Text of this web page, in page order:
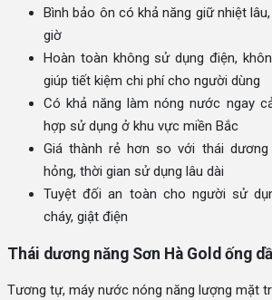
Bình bảo ôn có khả năng giữ nhiệt
giờ
Hoàn toàn không sử dụng điện,
giúp tiết kiệm chi phí cho người dùng
Có khả năng làm nóng nước ngay
hợp sử dụng ở khu vực miền Bắc
Giá thành rẻ hơn so với thái
hỏng, thời gian sử dụng lâu dài
Tuyệt đối an toàn cho người sử
cháy, giật điện
Thái dương năng Sơn Hà Gold ống
Tương tự, máy nước nóng năng lượng mặt